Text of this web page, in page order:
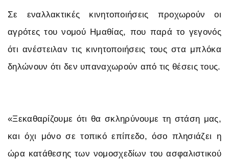
Σε εναλλακτικές κινητοποιήσεις προχωρούν οι
αγρότες του νομού Ημαθίας, που παρά το γεγονός
ότι ανέστειλαν τις κινητοποιήσεις τους στα μπλόκα
δηλώνουν ότι δεν υπαναχωρούν από τις θέσεις τους.
«Ξεκαθαρίζουμε ότι θα σκληρύνουμε τη στάση μας,
και όχι μόνο σε τοπικό επίπεδο, όσο πλησιάζει η
ώρα κατάθεσης των νομοσχεδίων του ασφαλιστικού